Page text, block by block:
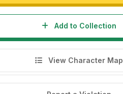
Add to Collection
View Character Map